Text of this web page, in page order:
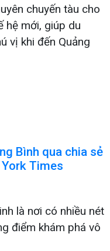
chuyến tàu cho
hệ mới, giúp du
vị khi đến Quảng
Bình qua chia sẻ
Times
là nơi có nhiều nét
điểm khám phá vô